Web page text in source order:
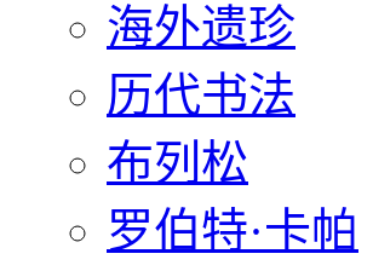
海外遗珍
历代书法
布列松
罗伯特·卡帕